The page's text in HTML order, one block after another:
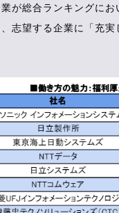
が総合ランキングにお
志望する企業に「充